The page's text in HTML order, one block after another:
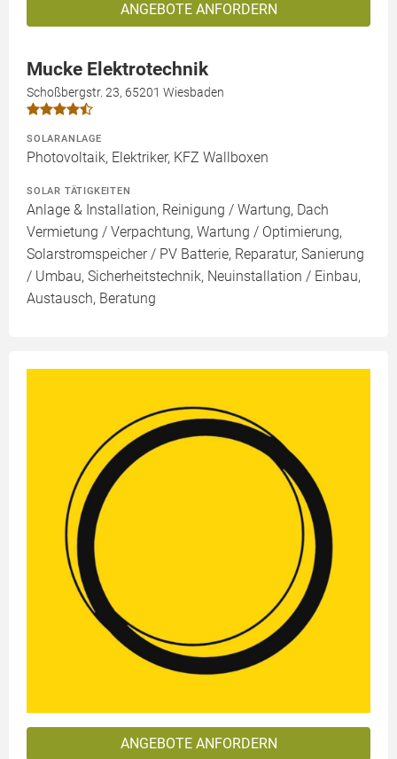
ANGEBOTE ANFORDERN
Mucke Elektrotechnik
Schoßbergstr. 23, 65201 Wiesbaden
SOLARANLAGE
Photovoltaik, Elektriker, KFZ Wallboxen
SOLAR TÄTIGKEITEN
Anlage & Installation, Reinigung / Wartung, Dach
Vermietung / Verpachtung, Wartung / Optimierung,
Solarstromspeicher / PV Batterie, Reparatur, Sanierung
/ Umbau, Sicherheitstechnik, Neuinstallation / Einbau,
Austausch, Beratung
ANGEBOTE ANFORDERN